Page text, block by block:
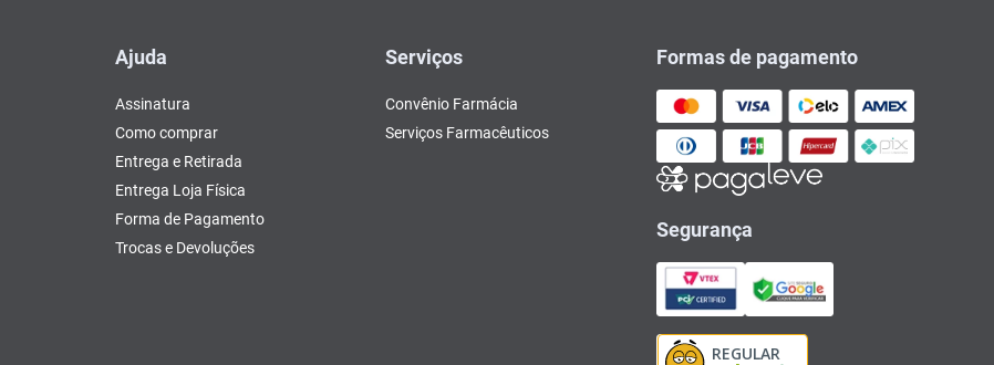
Ajuda
Assinatura
Como comprar
Entrega e Retirada
Entrega Loja Física
Forma de Pagamento
Trocas e Devoluções
Serviços
Convênio Farmácia
Serviços Farmacêuticos
Formas de pagamento
Segurança